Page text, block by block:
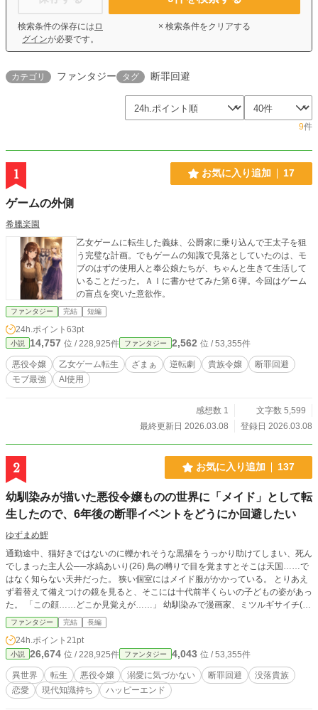
検索条件の保存には ロ
グインが必要です。
× 検索条件をクリアする
カテゴリ ファンタジー タグ 断罪回避
9件
1 お気に入り追加 17
ゲームの外側
希臘楽園
乙女ゲームに転生した義妹、公爵家に乗り込んで王太子を狙
う完璧な計画。でもゲームの知識で見落としていたのは、モ
ブのはずの使用人と奉公娘たちが、ちゃんと生きて生活して
いることだった。ＡＩに書かせてみた第６弾。今回はゲーム
の盲点を突いた意欲作。
ファンタジー 完結 短編
24h.ポイント 63pt
小説 14,757 位 / 228,925件 ファンタジー 2,562 位 / 53,355件
悪役令嬢 乙女ゲーム転生 ざまぁ 逆転劇 貴族令嬢
断罪回避
モブ最強
AI使用
感想数 1
文字数 5,599
最終更新日 2026.03.08
登録日 2026.03.08
2 お気に入り追加 137
幼馴染みが描いた悪役令嬢ものの世界に「メイド」として転
生したので、6年後の断罪イベントをどうにか回避したい
ゆずまめ鯉
通勤途中、猫好きではないのに轢かれそうな黒猫をうっかり助けてしまい、死ん
でしまった主人公──水縞あいり(26) 鳥の囀りで目を覚ますとそこは天国……で
はなく知らない天井だった。 狭い個室にはメイド服がかかっている。 とりあえ
ず着替えて備えつけの鏡を見ると、そこには十代前半くらいの子どもの姿があっ
た。 「この顔……どこか見覚えが……」 幼馴染みで漫画家、ミツルギサイチ(御
剣才知)が描く、人気漫画「悪役令嬢が断罪されるまで」の登場人物だというこ
とに気がつく。 名前はミレア・ホルダー（本名はミレア・ウィン・ティルベリ
ー） 没落貴族の令嬢で、現在、仕えているフランドル侯爵によって領地と洋館
を奪われ、復讐のために、フランドル侯爵の長女イザベラが悪役令嬢になるのを
止めず、むしろ後押しして見事断罪されてしまうキャラだった。 原作は未完だ
が、相談を受けていたのでどういう結末を迎えるのか知っている。 「二期アニ
メもまだ見てないし、どうせ転生するなら村人Aとかヒロインの母親がよかっ
ファンタジー 完結 長編
24h.ポイント 21pt
小説 26,674 位 / 228,925件 ファンタジー 4,043 位 / 53,355件
異世界 転生 悪役令嬢 溺愛に気づかない 断罪回避
没落貴族
恋愛
現代知識持ち ハッピーエンド